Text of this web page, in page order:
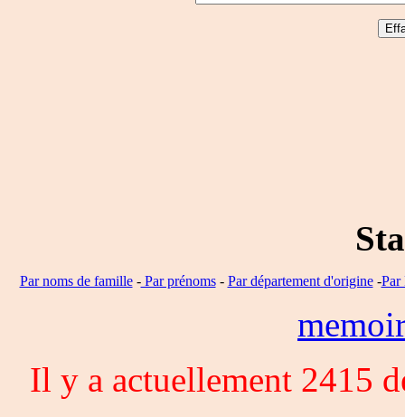
Par noms de famille-Par prénoms- Par département d'origine-Par
Il y a actuellement 2415